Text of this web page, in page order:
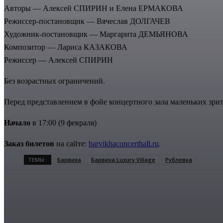
Авторы — Алексей СПИРИН и Елена ЕРМАКОВА
Режиссер-постановщик — Вячеслав ДОЛГАЧЕВ
Художник-постановщик — Маргарита ДЕМЬЯНОВА
Композитор — Лариса КАЗАКОВА
Режиссер — Алексей СПИРИН
Без возрастных ограничений.
Перед представлением в фойе концертного зала маленьких
Начало в 17:00 (9 февраля)
Заказ билетов на сайте: barvikhaconcerthall.ru.
ТЕМЫ : Барвиха Барвиха Luxury Village Рублевка